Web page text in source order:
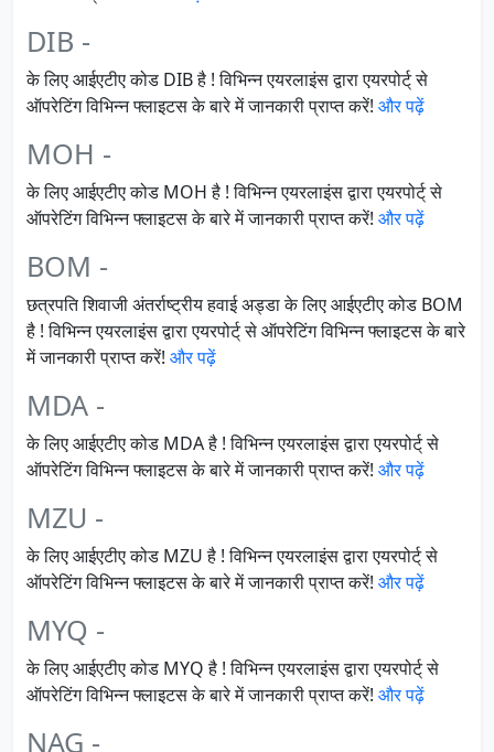
DIB -
के लिए आईएटीए कोड DIB है ! विभिन्न एयरलाइंस द्वारा एयरपोर्ट् से
ऑपरेटिंग विभिन्न फ्लाइटस के बारे में जानकारी प्राप्त करें! और पढ़ें
MOH -
के लिए आईएटीए कोड MOH है ! विभिन्न एयरलाइंस द्वारा एयरपोर्ट् से
ऑपरेटिंग विभिन्न फ्लाइटस के बारे में जानकारी प्राप्त करें! और पढ़ें
BOM -
छत्रपति शिवाजी अंतर्राष्ट्रीय हवाई अड्डा के लिए आईएटीए कोड BOM
है ! विभिन्न एयरलाइंस द्वारा एयरपोर्ट् से ऑपरेटिंग विभिन्न फ्लाइटस के बारे
में जानकारी प्राप्त करें! और पढ़ें
MDA -
के लिए आईएटीए कोड MDA है ! विभिन्न एयरलाइंस द्वारा एयरपोर्ट् से
ऑपरेटिंग विभिन्न फ्लाइटस के बारे में जानकारी प्राप्त करें! और पढ़ें
MZU -
के लिए आईएटीए कोड MZU है ! विभिन्न एयरलाइंस द्वारा एयरपोर्ट् से
ऑपरेटिंग विभिन्न फ्लाइटस के बारे में जानकारी प्राप्त करें! और पढ़ें
MYQ -
के लिए आईएटीए कोड MYQ है ! विभिन्न एयरलाइंस द्वारा एयरपोर्ट् से
ऑपरेटिंग विभिन्न फ्लाइटस के बारे में जानकारी प्राप्त करें! और पढ़ें
NAG -